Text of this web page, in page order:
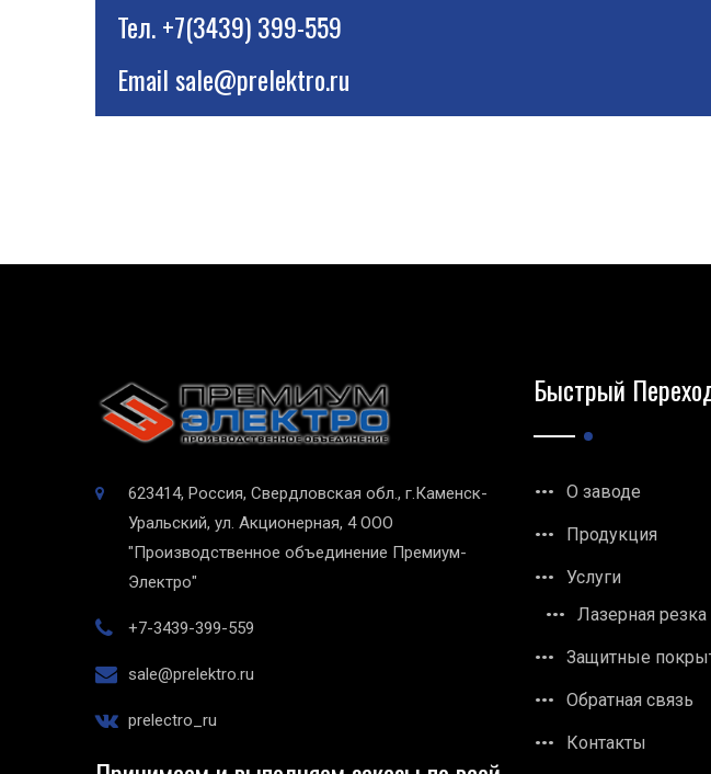
Тел.+7(3439) 399-559
Emailsale@prelektro.ru
623414, Россия, Свердловская обл., г.Каменск-
Уральский, ул. Акционерная, 4 ООО
"Производственное объединение Премиум-
Электро"
+7-3439-399-559
sale@prelektro.ru
prelectro_ru
Быстрый
О заводе
Продукция
Услуги
Лазерная
Защитные
Обратная связь
Контакты